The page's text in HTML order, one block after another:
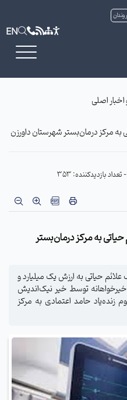
EN
اخبار اصلی
به مرکز درمان‌بستر شهرستان داورزن
- تعداد بازدیدکننده: 353
به مرکز درمان‌بستر
حیاتی به ارزش یک میلیارد و
توسط خیر نیک‌اندیش
زنده‌یاد حامد اعتمادی به مرکز